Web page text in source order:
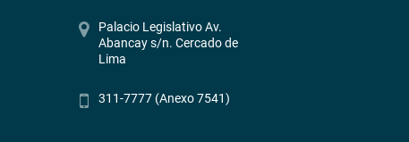
Palacio Legislativo Av.
Abancay s/n. Cercado de
Lima
311-7777 (Anexo 7541)